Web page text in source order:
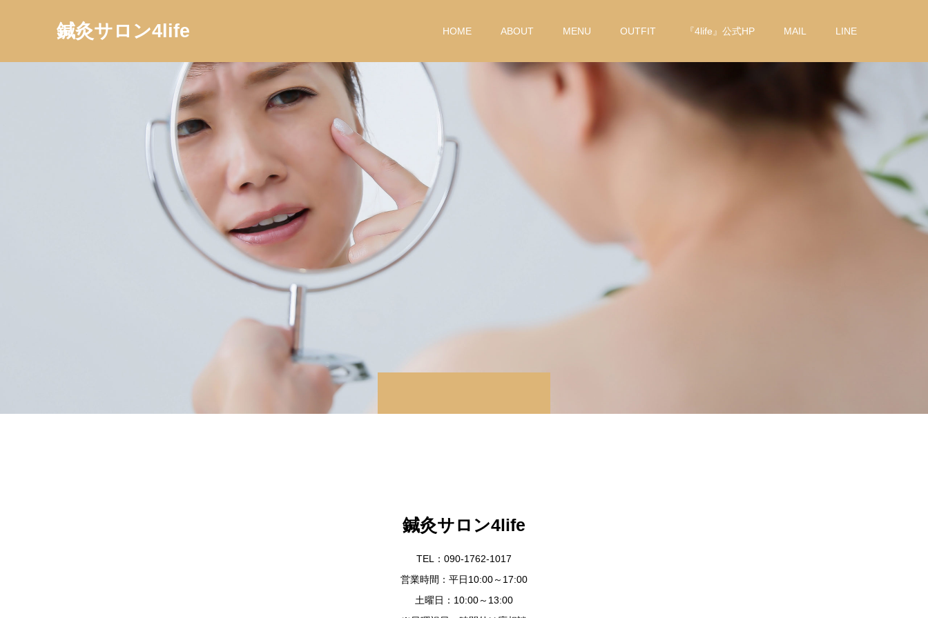
鍼灸サロン4life HOME ABOUT MENU OUTFIT 『4life』公式HP MAIL LINE
鍼灸サロン4life
TEL：090-1762-1017
営業時間：平日10:00～17:00
土曜日：10:00～13:00